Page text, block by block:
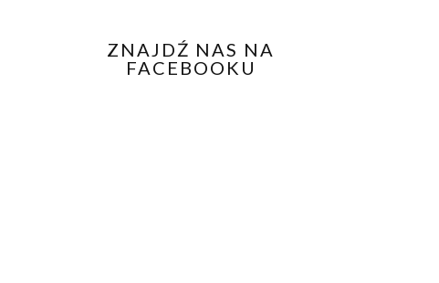
ZNAJDŹ NAS NA
FACEBOOKU